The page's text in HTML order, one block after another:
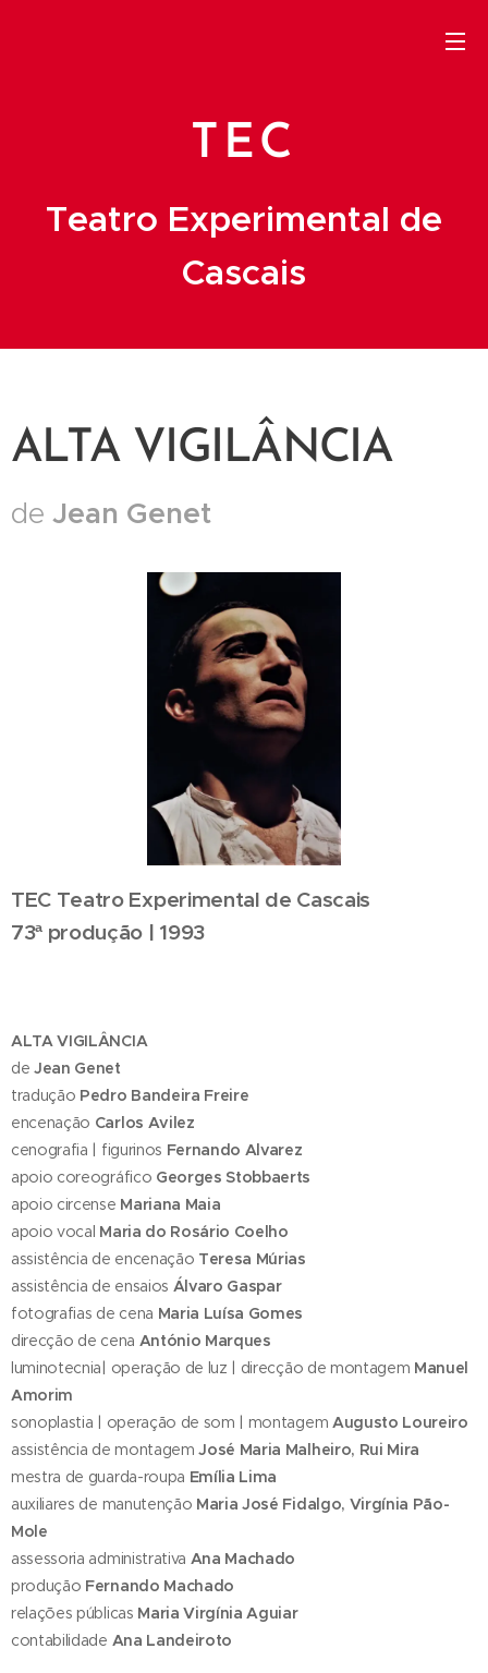
TEC
Teatro Experimental de
Cascais
ALTA VIGILÂNCIA
de Jean Genet
TEC Teatro Experimental de Cascais
73ª produção | 1993
ALTA VIGILÂNCIA
deJean Genet
tradução Pedro Bandeira Freire
encenação Carlos Avilez
cenografia | figurinos Fernando Alvarez
apoio coreográfico Georges Stobbaerts
apoio circense Mariana Maia
apoio vocal Maria do Rosário Coelho
assistência de encenação Teresa Múrias
assistência de ensaios Álvaro Gaspar
fotografias de cena Maria Luísa Gomes
direcção de cena António Marques
luminotecnia| operação de luz | direcção de montagem Manuel
Amorim
sonoplastia | operação de som | montagem Augusto Loureiro
assistência de montagemJosé Maria Malheiro, Rui Mira
mestra de guarda-roupa Emília Lima
auxiliares de manutenção Maria José Fidalgo, Virgínia Pão-
Mole
assessoria administrativa Ana Machado
produção Fernando Machado
relações públicas Maria Virgínia Aguiar
contabilidade Ana Landeiroto